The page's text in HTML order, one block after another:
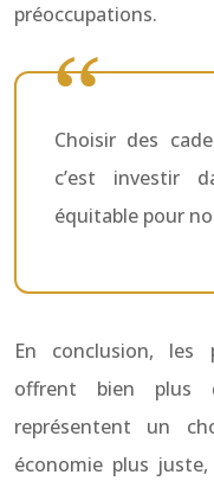
préoccupations.
Choisir des
c’est investir
équitable pour
En conclusion, les
offrent bien plus
représentent un
économie plus